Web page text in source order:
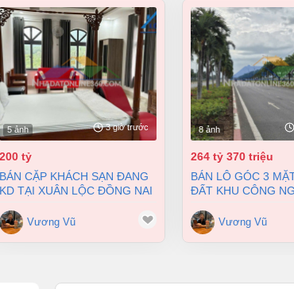
5 ảnh 3 giờ trước
200 tỷ
BÁN CẶP KHÁCH SẠN ĐANG
KD TẠI XUÂN LỘC ĐỒNG NAI
Vương Vũ
8 ảnh
264 tỷ 370 triệu
BÁN LÔ GÓC 3 MẶT TIỀN
ĐẤT KHU CÔNG
GIÁ CHỈ 100 ĐÔ/M2
Vương Vũ